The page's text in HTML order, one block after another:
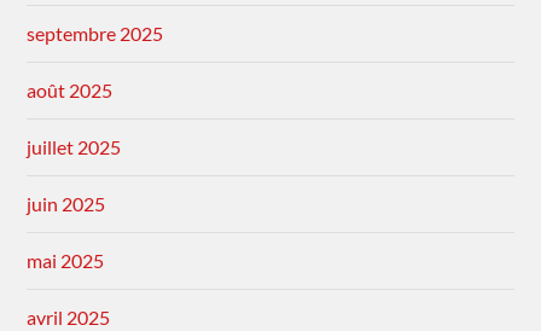
septembre 2025
août 2025
juillet 2025
juin 2025
mai 2025
avril 2025